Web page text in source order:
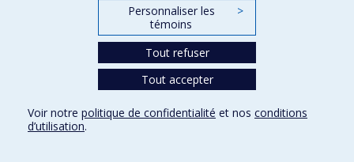
Nos départements et écoles
Conditions d’utilisation
Personnaliser les
témoins
>
Tout refuser
Tout accepter
Voir notre politique de confidentialité et nos conditions
d’utilisation.